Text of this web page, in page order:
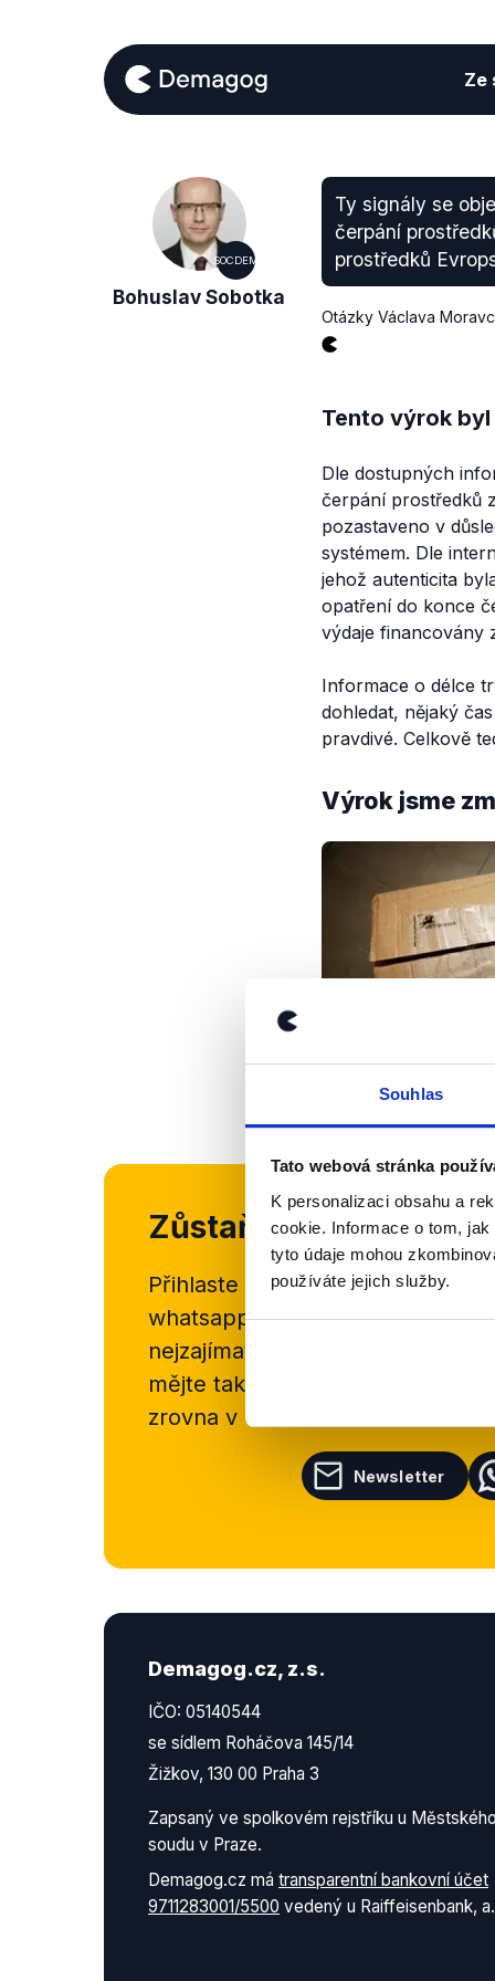
Souhlas
Tato webová stránka
K personalizaci obsahu a
cookie. Informace o tom,
tyto údaje mohou
používáte jejich služby.
Ze
SOCDEM
Bohuslav Sobotka
Ty signály se
čerpání
prostředků
Otázky Václava
Tento výrok
Dle dostupných
čerpání prostředků
pozastaveno v
systémem. Dle
jehož autenticita
opatření do konce
výdaje financovány
Informace o délce
dohledat, nějaký
pravdivé. Celkově
Výrok jsme
Zůstaňme v kontaktu
Přihlaste se k odběru našeho
whatsappového kanálu, kde
nejzajímavějších článků a
mějte tak přehled o tom, jaké
zrovna v Česku šíří.
Newsletter
Demagog.cz, z.s.
IČO: 05140544
se sídlem Roháčova 145/14
Žižkov, 130 00 Praha 3
Zapsaný ve spolkovém rejstříku u
soudu v Praze.
Demagog.cz má transparentní bankovní účet
9711283001/5500 vedený u Raiffeisenbank,